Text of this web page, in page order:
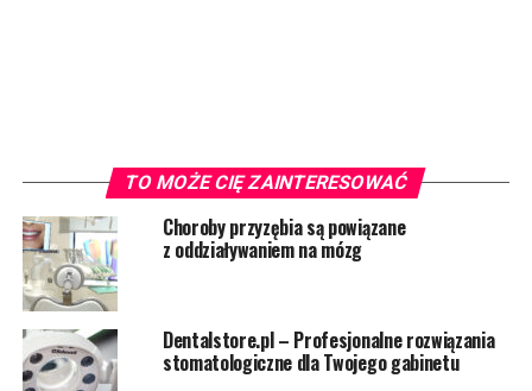
TO MOŻE CIĘ ZAINTERESOWAĆ
Choroby przyzębia są powiązane
z oddziaływaniem na mózg
Dentalstore.pl – Profesjonalne rozwiązania
stomatologiczne dla Twojego gabinetu